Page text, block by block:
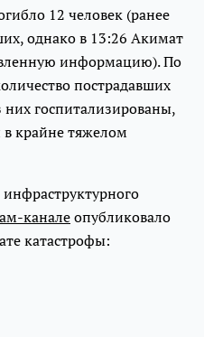
12 человек (ранее
однако в 13:26 Акимат
информацию). По
пострадавших
них госпитализированы,
в крайне тяжелом
каналеопубликовало
катастрофы: